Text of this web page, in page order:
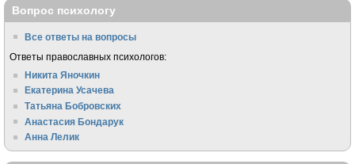
Вопрос психологу
Все ответы на вопросы
Ответы православных психологов:
Никита Яночкин
Екатерина Усачева
Татьяна Бобровских
Анастасия Бондарук
Анна Лелик